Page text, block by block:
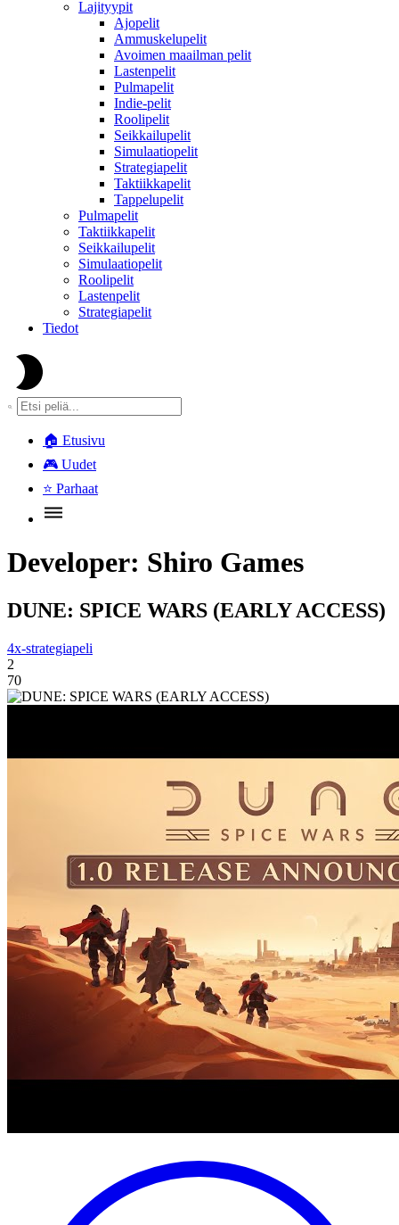
Lajityypit
Ajopelit
Ammuskelupelit
Avoimen maailman pelit
Lastenpelit
Pulmapelit
Indie-pelit
Roolipelit
Seikkailupelit
Simulaatiopelit
Strategiapelit
Taktiikkapelit
Tappelupelit
Pulmapelit
Taktiikkapelit
Seikkailupelit
Simulaatiopelit
Roolipelit
Lastenpelit
Strategiapelit
Tiedot
🏠 Etusivu
🎮 Uudet
⭐ Parhaat
Developer: Shiro Games
DUNE: SPICE WARS (EARLY ACCESS)
4x-strategiapeli
2
70